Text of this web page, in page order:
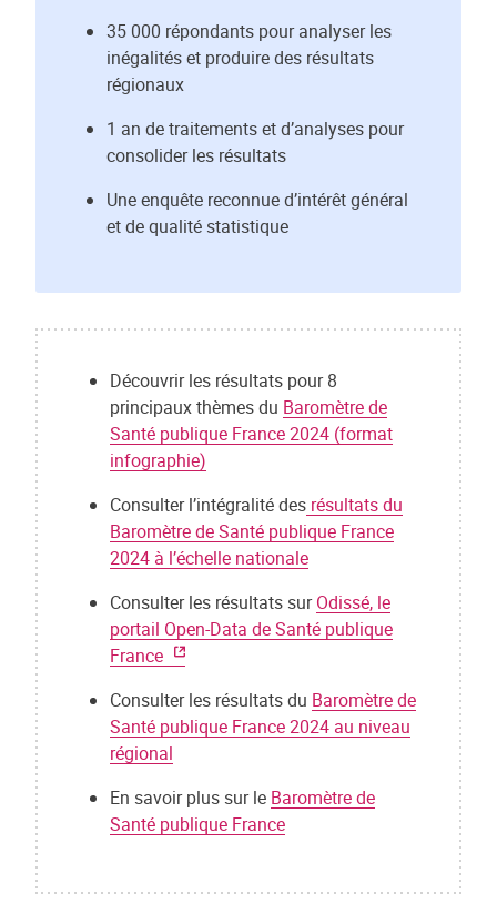
35 000 répondants pour analyser les
inégalités et produire des résultats
régionaux
1 an de traitements et d’analyses pour
consolider les résultats
Une enquête reconnue d’intérêt général
et de qualité statistique
Découvrir les résultats pour 8
principaux thèmes du Baromètre de
Santé publique France 2024 (format
infographie)
Consulter l’intégralité des résultats du
Baromètre de Santé publique France
2024 à l’échelle nationale
Consulter les résultats surOdissé, le
portail Open-Data de Santé publique
France
Consulter les résultats du Baromètre de
Santé publique France 2024 au niveau
régional
En savoir plus sur le Baromètre de
Santé publique France